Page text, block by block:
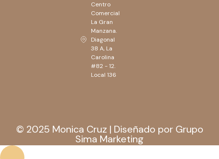
Centro
Comercial
La Gran
Manzana.
Diagonal
38 A, La
Carolina
#82 - 12.
Local 136
© 2025 Monica Cruz | Diseñado por Grupo
Sima Marketing